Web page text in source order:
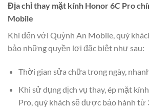
Địa chỉ thay mặt kính Honor 6C Pro
Mobile
Khi đến với Quỳnh An Mobile, quý
bảo những quyền lợi đặc biệt như sau:
Thời gian sửa chữa trong ngày,
Khi sử dụng dịch vụ thay, ép mặt
Pro, quý khách sẽ được bảo hành từ